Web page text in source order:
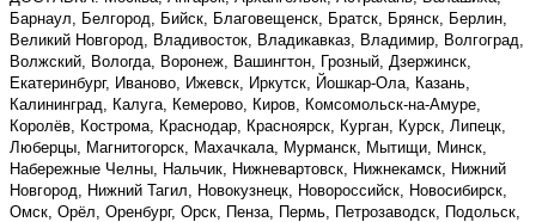
160,00 р.
through
4
000,00 р.
Барнаул, Белгород, Бийск, Благовещенск, Братск, Брянск, Берлин,
Великий Новгород, Владивосток, Владикавказ, Владимир, Волгоград,
Волжский, Вологда, Воронеж, Вашингтон, Грозный, Дзержинск,
Екатеринбург, Иваново, Ижевск, Иркутск, Йошкар-Ола, Казань,
Калининград, Калуга, Кемерово, Киров, Комсомольск-на-Амуре,
Королёв, Кострома, Краснодар, Красноярск, Курган, Курск, Липецк,
Люберцы, Магнитогорск, Махачкала, Мурманск, Мытищи, Минск,
Набережные Челны, Нальчик, Нижневартовск, Нижнекамск, Нижний
Новгород, Нижний Тагил, Новокузнецк, Новороссийск, Новосибирск,
Омск, Орёл, Оренбург, Орск, Пенза, Пермь, Петрозаводск, Подольск,